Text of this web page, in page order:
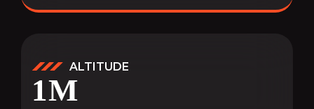
ALTITUDE
1M